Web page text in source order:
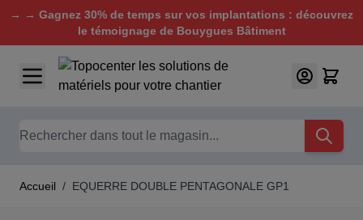
→ → Gagnez 30% de temps sur vos implantations : découvrez
le témoignage de Bouygues Bâtiment
Aller au contenu
Chercher
Accueil / EQUERRE DOUBLE PENTAGONALE GP1